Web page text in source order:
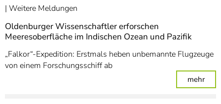
Weitere Meldungen
Oldenburger Wissenschaftler erforschen
Meeresoberfläche im Indischen Ozean und Pazifik
„Falkor“-Expedition: Erstmals heben unbemannte Flugzeuge
von einem Forschungsschiff ab
mehr: